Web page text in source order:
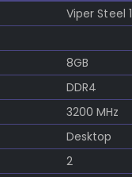
Viper Steel
8GB
DDR4
3200 MHz
Desktop
2